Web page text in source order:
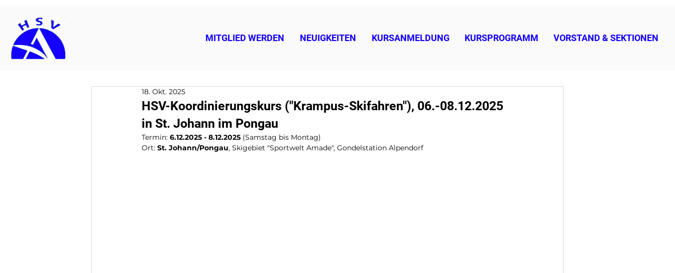
MITGLIED WERDEN NEUIGKEITEN KURSANMELDUNG KURSPROGRAMM VORSTAND & SEKTIONEN
HSV-Koordinierungskurs ("Krampus-Skifahren"), 06.-08.12.2025
in St. Johann im Pongau
18. Okt. 2025
Termin: 6.12.2025 - 8.12.2025 (Samstag bis Montag)
Ort: St. Johann/Pongau, Skigebiet "Sportwelt Amade", Gondelstation Alpendorf